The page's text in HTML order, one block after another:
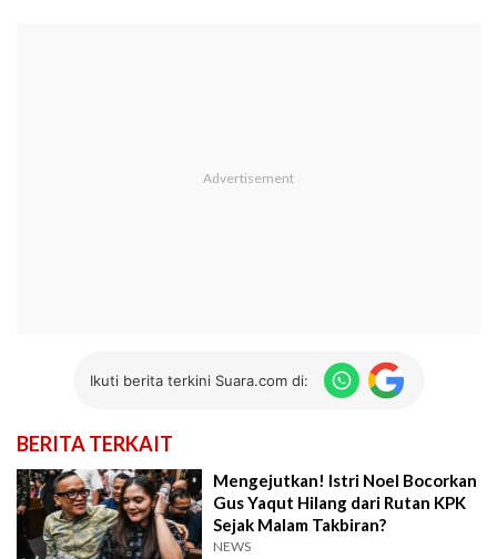
Ikuti berita terkini Suara.com di:
BERITA TERKAIT
Mengejutkan! Istri Noel Bocorkan
Gus Yaqut Hilang dari Rutan KPK
Sejak Malam Takbiran?
NEWS